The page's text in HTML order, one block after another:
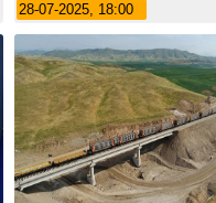
28-07-2025, 18:00